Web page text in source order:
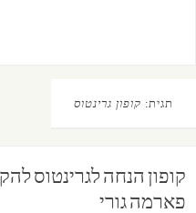
תגית: קופון גרינטוס
קופון הנחה לגרינטוס
פארמה גורי